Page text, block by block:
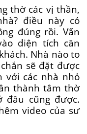
thờ các vị thần,
điều này có
đúng rồi. Vấn
diện tích căn
Nhà nào to
sẽ đặt được
với các nhà nhỏ
thành tâm thờ
đâu cũng được.
video của sư